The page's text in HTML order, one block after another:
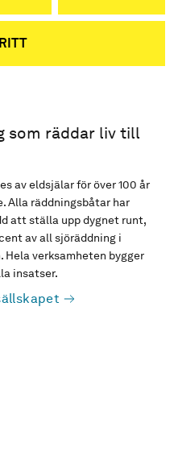
som räddar liv till
av eldsjälar för över 100 år
Alla räddningsbåtar har
att ställa upp dygnet runt,
av all sjöräddning i
verksamheten bygger
insatser.